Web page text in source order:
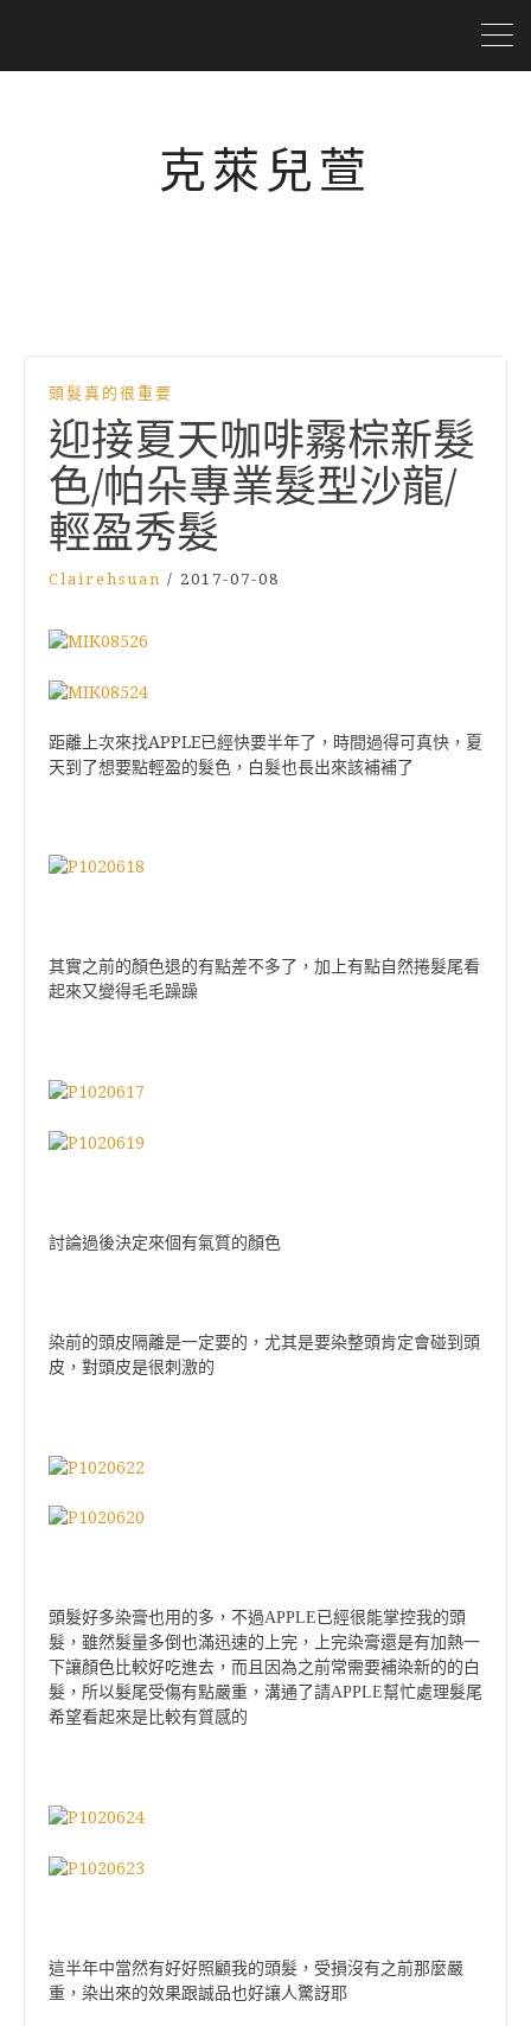
克萊兒萱
頭髮真的很重要
迎接夏天咖啡霧棕新髮
色/帕朵專業髮型沙龍/
輕盈秀髮
Clairehsuan / 2017-07-08
距離上次來找APPLE已經快要半年了 ， 時間過得可真快 ，夏
天到了想要點輕盈的髮色，白髮也長出來該補補了
其實之前的顏色退的有點差不多了 ，加上有點自然捲髮尾看
起來又變得毛毛躁躁
討論過後決定來個有氣質的顏色
染前的頭皮隔離是一定要的，尤其是要染整頭肯定會碰到頭
皮，對頭皮是很刺激的
頭髮好多染膏也用的多，不過APPLE已經很能掌控我的頭
髮，雖然髮量多倒也滿迅速的上完，上完染膏還是有加熱一
下讓顏色比較好吃進去，而且因為之前常需要補染新的的白
髮，所以髮尾受傷有點嚴重，溝通了請APPLE幫忙處理髮尾
希望看起來是比較有質感的
這半年中當然有好好照顧我的頭髮，受損沒有之前那麼嚴
重，染出來的效果跟誠品也好讓人驚訝耶